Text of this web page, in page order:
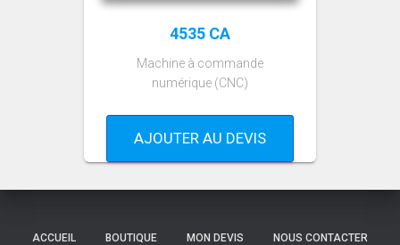
4535 CA
Machine à commande
numérique (CNC)
AJOUTER AU DEVIS
ACCUEIL BOUTIQUE MON DEVIS NOUS CONTACTER